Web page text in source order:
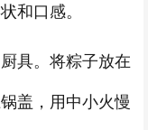
和口感。
具。将粽子放在
盖，用中小火慢